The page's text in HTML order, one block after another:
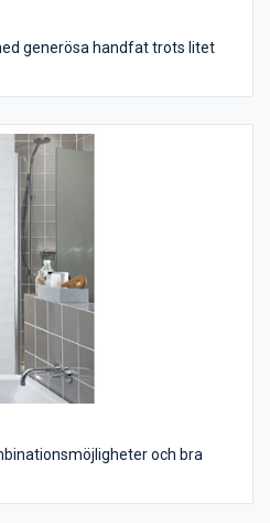
generösa handfat trots litet
och bra